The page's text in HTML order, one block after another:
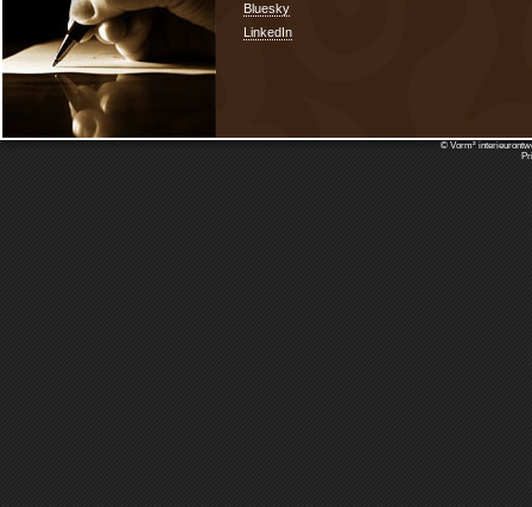
Bluesky
LinkedIn
© Vorm²